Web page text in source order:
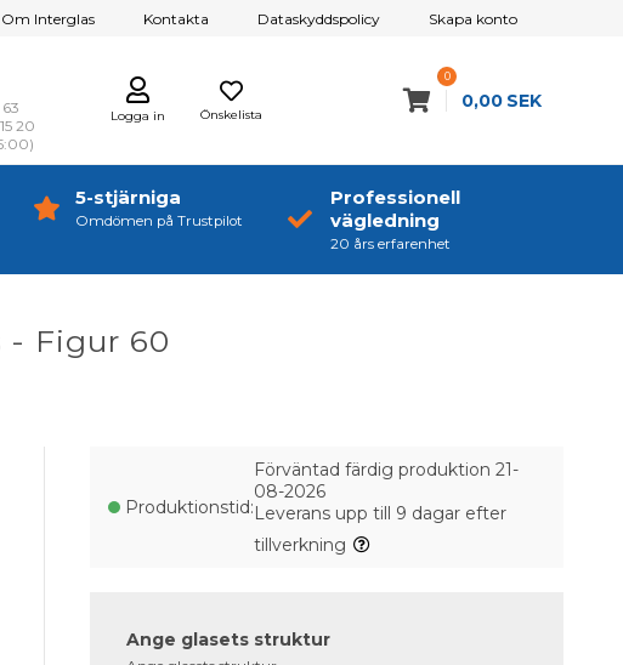
Om Interglas Kontakta Dataskyddspolicy Skapa konto
Önskelista
Logga in
20
0
0,00 SEK
5-stjärniga
Omdömen på Trustpilot
Professionell
vägledning
20 års erfarenhet
- Figur 60
Produktionstid:
Förväntad färdig produktion 21-
08-2026
Leverans upp till 9 dagar efter
tillverkning
Ange glasets struktur